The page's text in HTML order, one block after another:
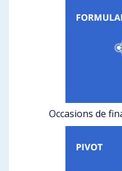
Occasions de